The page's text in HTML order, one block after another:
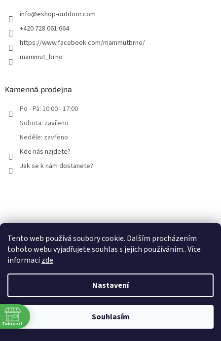
Tento web používá soubory cookie. Dalším procházením
tohoto webu vyjadřujete souhlas s jejich používáním.. Více
informacízde.
Nastavení
Souhlasím
info@eshop-outdoor.com
+420 728 061 664
https://www.facebook.com/mammutbrno/
mammut_brno
Kamenná prodejna
Po - Pá: 10:00 - 17:00
Sobota: zavřeno
Neděle: zavřeno
Kde nás najdete?
Jak se k nám dostanete?
Facebook
Vytvořil Shoptet
Copyright 2026 Mammut Brno. Všechna práva vyhrazena.
Zobrazit